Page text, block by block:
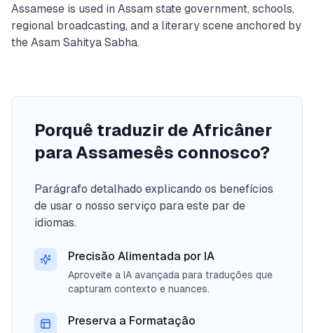
Assamese is used in Assam state government, schools,
regional broadcasting, and a literary scene anchored by
the Asam Sahitya Sabha.
Porquê traduzir de Africâner
para Assamesês connosco?
Parágrafo detalhado explicando os benefícios
de usar o nosso serviço para este par de
idiomas.
Precisão Alimentada por IA
Aproveite a IA avançada para traduções que
capturam contexto e nuances.
Preserva a Formatação